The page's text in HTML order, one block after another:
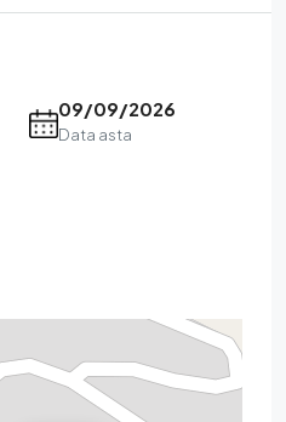
09/09/2026
Data asta